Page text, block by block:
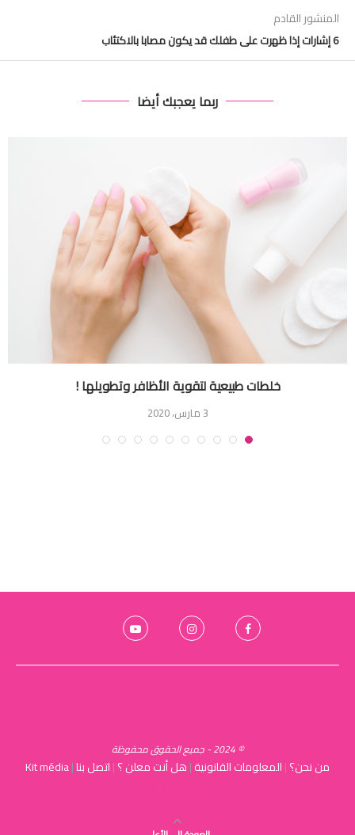
المنشور القادم
6 إشارات إذا ظهرت على طفلك قد يكون مصابا بالاكتئاب
ربما يعجبك أيضا
خلطات طبيعية لتقوية الأظافر وتطويلها !
3 مارس، 2020
© 2024 - جميع الحقوق محفوظة
من نحن؟|المعلومات القانونية|هل أنت معلن ؟|اتصل بنا|
Kit média